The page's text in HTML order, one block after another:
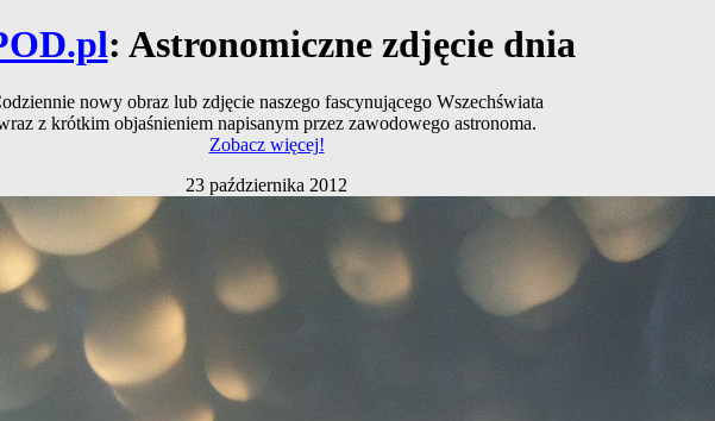
: Astronomiczne zdjęcie dnia
nowy obraz lub zdjęcie naszego fascynującego Wszechświata
z krótkim objaśnieniem napisanym przez zawodowego astronoma.
Zobacz więcej!
23 października 2012